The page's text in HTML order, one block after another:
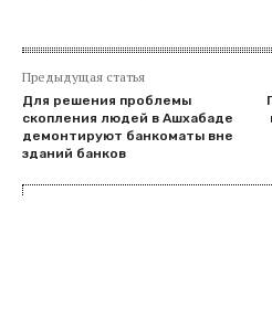
Предыдущая статья
Для решения проблемы
скопления людей в Ашхабаде
демонтируют банкоматы вне
зданий банков